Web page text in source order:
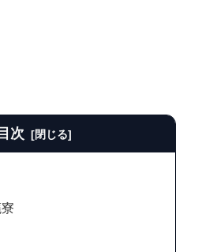
目次